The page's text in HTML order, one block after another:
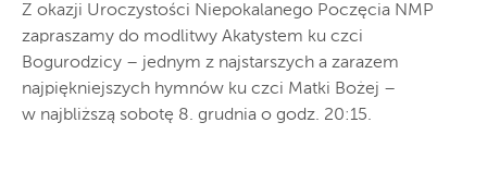
Z okazji Uroczystości Niepokalanego Poczęcia NMP
zapraszamy do modlitwy Akatystem ku czci
Bogurodzicy – jednym z najstarszych a zarazem
najpiękniejszych hymnów ku czci Matki Bożej –
w najbliższą sobotę 8. grudnia o godz. 20:15.